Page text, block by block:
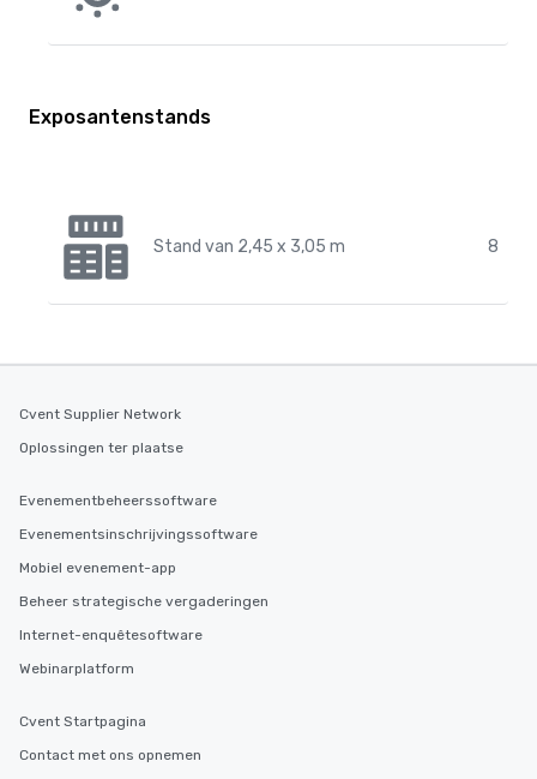
Exposantenstands
Stand van 2,45 x 3,05 m 8
Cvent Supplier Network
Oplossingen ter plaatse
Evenementbeheerssoftware
Evenementsinschrijvingssoftware
Mobiel evenement-app
Beheer strategische vergaderingen
Internet-enquêtesoftware
Webinarplatform
Cvent Startpagina
Contact met ons opnemen